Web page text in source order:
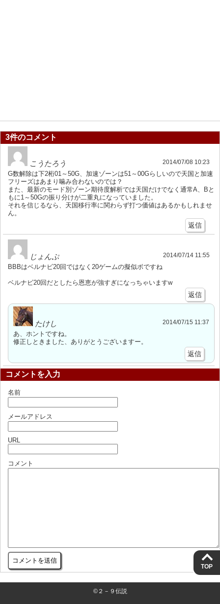
3件のコメント
こうたろう 2014/07/08 10:23
G数解除は下2桁01～50G、加速ゾーンは51～00Gらしいので天国と加速
フリーズはあまり噛み合わないのでは？
また、最新のモード別ゾーン期待度解析では天国だけでなく通常A、Bと
もに1～50Gの振り分けが二重丸になっていました。
それを信じるなら、天国移行率に関わらず打つ価値はあるかもしれませ
ん。
返信
じょんぷ 2014/07/14 11:55
BBBはベルナビ20回ではなく20ゲームの擬似ボですね
ベルナビ20回だとしたら恩恵が強すぎになっちゃいますw
返信
たけし 2014/07/15 11:37
あ、ホントですね。
修正しときました、ありがとうございますー。
返信
コメントを入力
名前
メールアドレス
URL
コメント
©２－９伝説
TOP